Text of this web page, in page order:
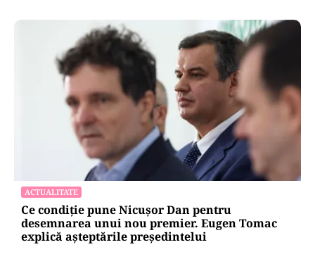
ACTUALITATE
Ce condiție pune Nicușor Dan pentru
desemnarea unui nou premier. Eugen Tomac
explică așteptările președintelui